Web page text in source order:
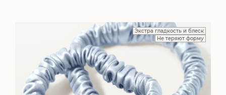
Экстра гладкость и блеск
Не теряют форму